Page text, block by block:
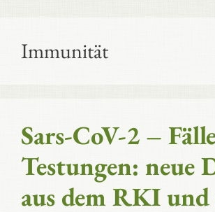
Immunität
Sars-CoV-2 –
Testungen: neue
aus dem RKI